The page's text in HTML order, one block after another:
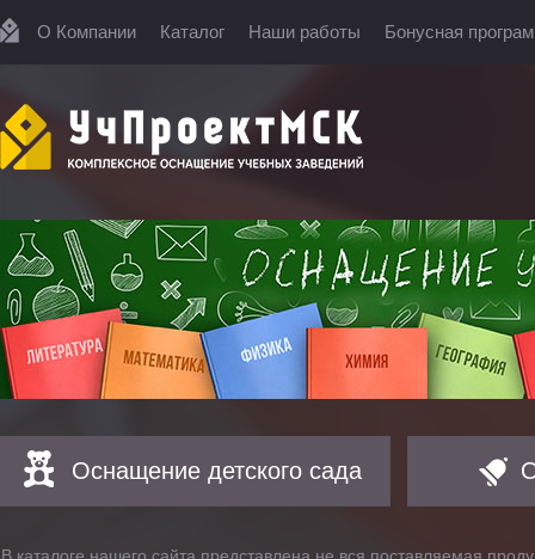
О Компании Каталог Наши работы Бонусная
Оснащение детского сада